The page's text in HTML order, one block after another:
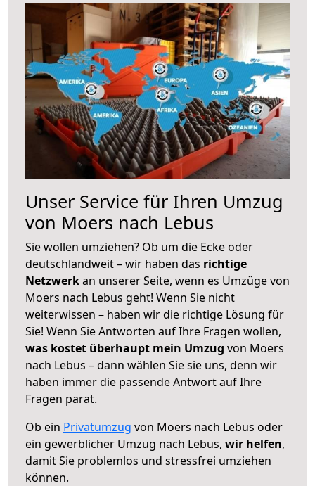
Unser Service für Ihren Umzug
von Moers nach Lebus
Sie wollen umziehen? Ob um die Ecke oder
deutschlandweit – wir haben das richtige
Netzwerkan unserer Seite, wenn es Umzüge von
Moers nach Lebus geht! Wenn Sie nicht
weiterwissen – haben wir die richtige Lösung für
Sie! Wenn Sie Antworten auf Ihre Fragen wollen,
was kostet überhaupt mein Umzug von Moers
nach Lebus – dann wählen Sie sie uns, denn wir
haben immer die passende Antwort auf Ihre
Fragen parat.
Ob ein Privatumzug von Moers nach Lebus oder
ein gewerblicher Umzug nach Lebus, wir helfen,
damit Sie problemlos und stressfrei umziehen
können.